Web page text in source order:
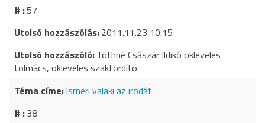
57
2011.11.23 10:15
Tóthné Császár Ildikó okleveles
tolmács, okleveles szakfordító
Ismeri valaki az irodát
38